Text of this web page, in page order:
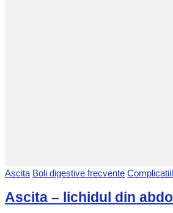
Ascita Boli digestive frecvente
Ascita – lichidul din